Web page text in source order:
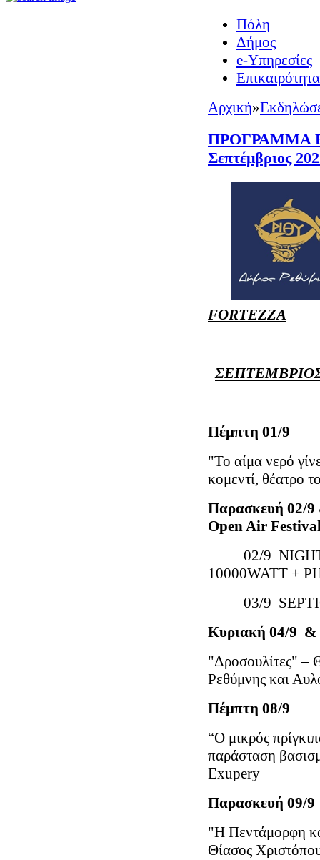
Πόλη
Δήμος
e-Υπηρεσίες
Επικαιρότητα
Αρχική»
ΠΡΟΓΡΑΜΜΑ
Σεπτέμβριος
FORTEZZA
Πέμπτη 01/
"Το αίμα νερό
κομεντί, θέατρο
Παρασκευή 02/
Open Air
02/9
10000WATT +
03/9
Κυριακή 04/9 &
"Δροσουλίτες" –
Ρεθύμνης και
Πέμπτη
“Ο μικρός
παράσταση
Exupery
"Η Πεντάμορφη
Θίασος